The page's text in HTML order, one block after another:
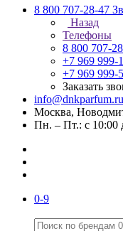
8 800 707-28-47
Назад
Телефоны
8 800 707-
+7 969 999-
+7 969 999-
Заказать
info@dnkparfum.ru
Москва,
Пн. – Пт.: с 10:00
0-9